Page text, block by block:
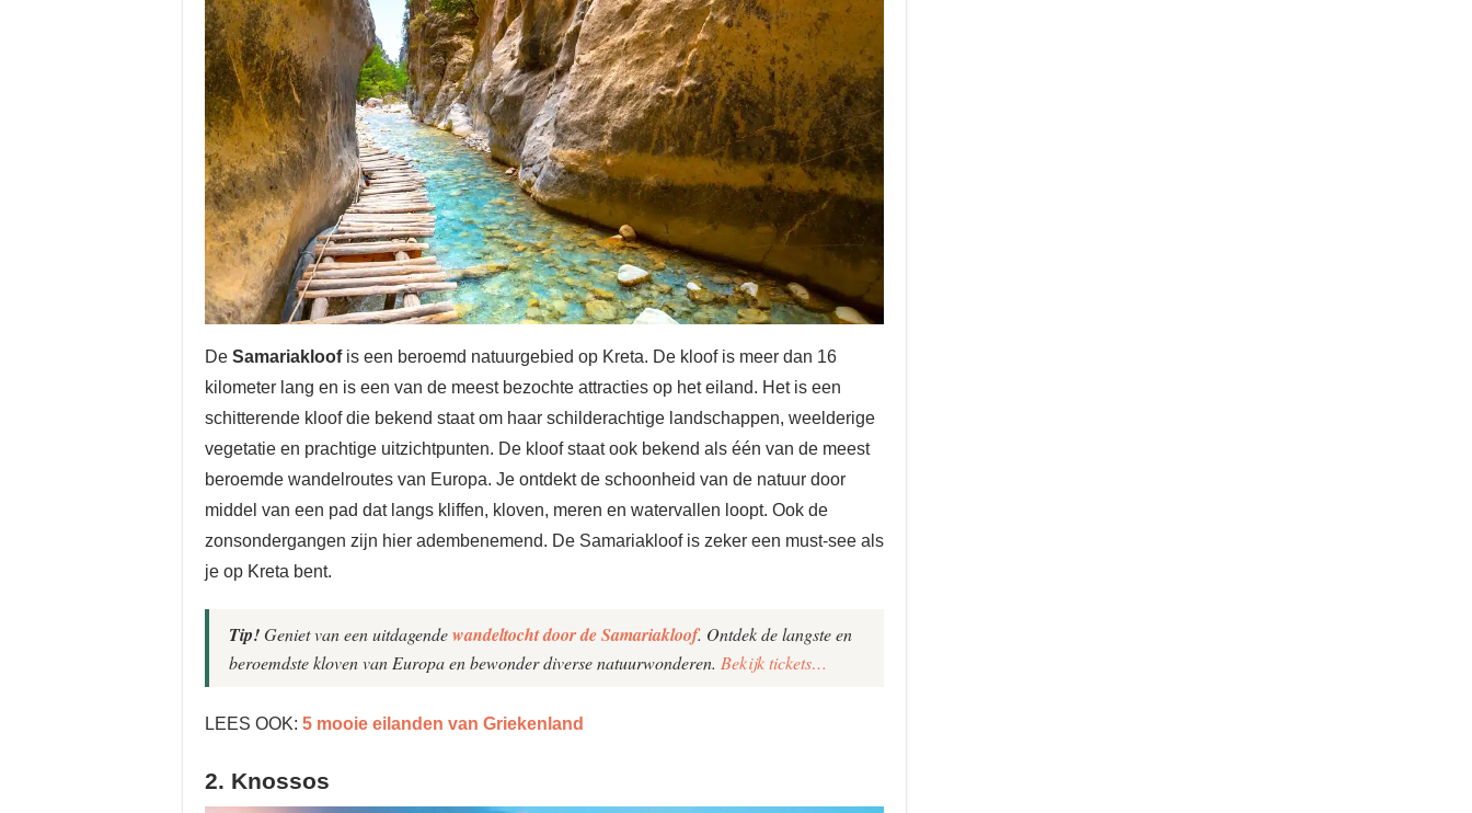
De Samariakloofis een beroemd natuurgebied op Kreta. De kloof is meer dan 16
kilometer lang en is een van de meest bezochte attracties op het eiland. Het is een
schitterende kloof die bekend staat om haar schilderachtige landschappen, weelderige
vegetatie en prachtige uitzichtpunten. De kloof staat ook bekend als één van de meest
beroemde wandelroutes van Europa. Je ontdekt de schoonheid van de natuur door
middel van een pad dat langs kliffen, kloven, meren en watervallen loopt. Ook de
zonsondergangen zijn hier adembenemend. De Samariakloof is zeker een must-see als
je op Kreta bent.
Tip!Geniet van een uitdagendewandeltocht door de Samariakloof. Ontdek de langste en
beroemdste kloven van Europa en bewonder diverse natuurwonderen. Bekijk tickets…
LEES OOK: 5 mooie eilanden van Griekenland
2. Knossos